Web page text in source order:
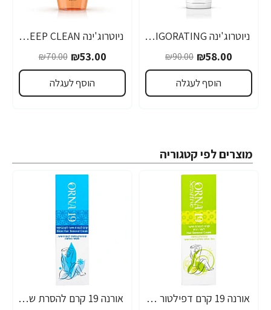
ניוטרוג'ינה DEEP CLEAN INVIGORATING ג'ל גרגירים מרענן 150 מ"ל- מבית NEUTROGENA
₪58.00
₪90.00
הוסף לעגלה
ניוטרוג'ינה DEEP CLEAN תרחיץ לניקוי פנים לעור רגיל שמן 200 מ"ל - מבית NEUTROGENA
₪53.00
₪70.00
הוסף לעגלה
מוצרים לפי קטגוריה
אורנה 19 קרם דפילטור לעור רגיש 80 גרם
אורנה 19 קרם להסרת שיער לקו הביקיני 90 מ"ל